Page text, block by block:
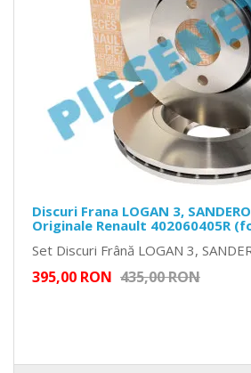
Discuri Frana LOGAN 3, SANDERO
Originale Renault 402060405R
Set Discuri Frână LOGAN 3,
395,00 RON 435,00 RON